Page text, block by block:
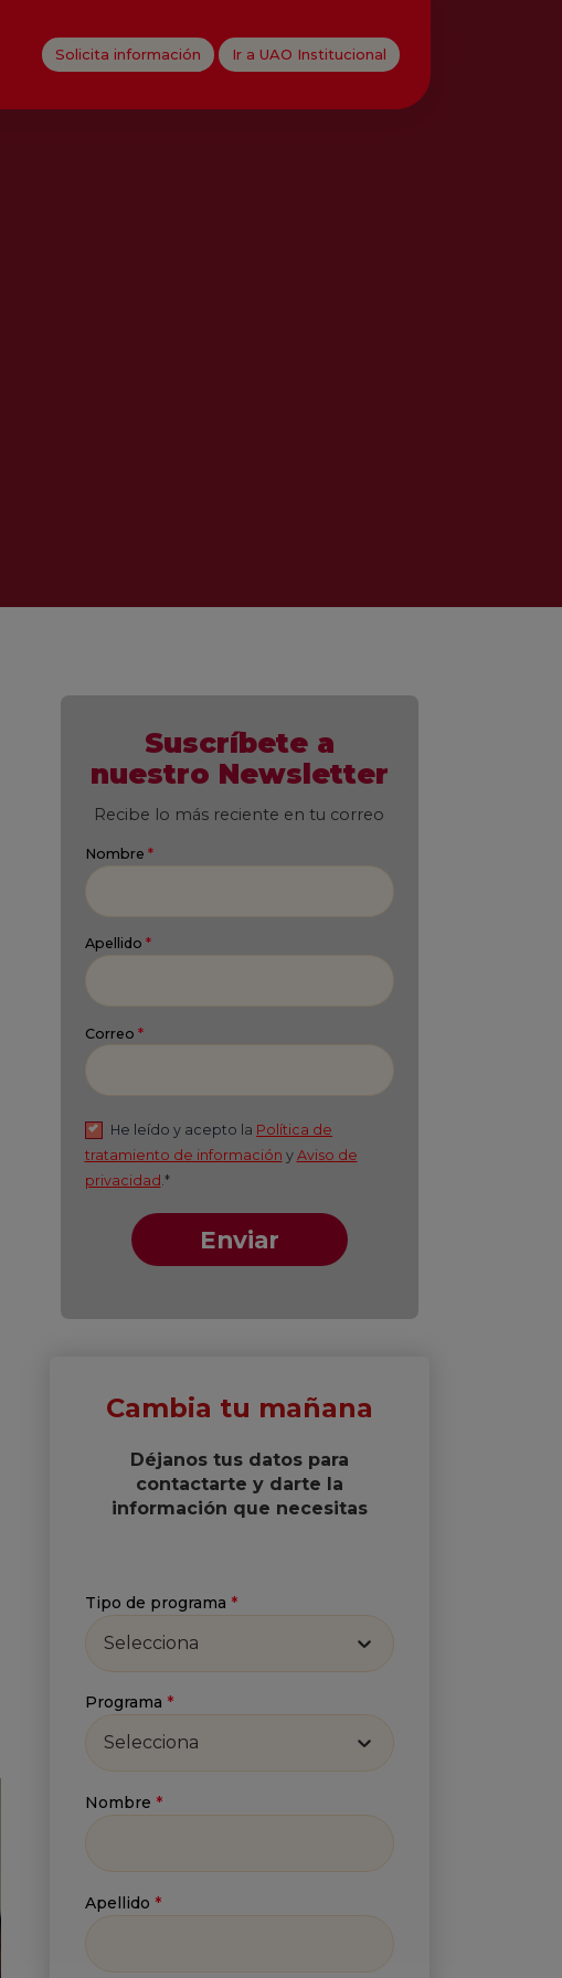
Solicita información Ir a UAO Institucional
Suscríbete a
Correo *
He leído y acepto
Cambia tu mañana
Déjanos tus datos para
contactarte y darte la
información que necesitas
Tipo de programa *
Selecciona
Programa *
Selecciona
Nombre *
Apellido *